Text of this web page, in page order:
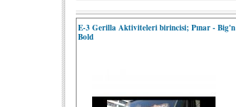
E-3 Gerilla Aktiviteleri birincisi; Pınar - Big'n
Bold